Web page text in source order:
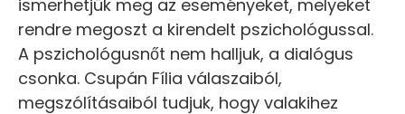
ismerhetjük meg az eseményeket, melyeket
rendre megoszt a kirendelt pszichológussal.
A pszichológusnőt nem halljuk, a dialógus
csonka. Csupán Fília válaszaiból,
megszólításaiból tudjuk, hogy valakihez